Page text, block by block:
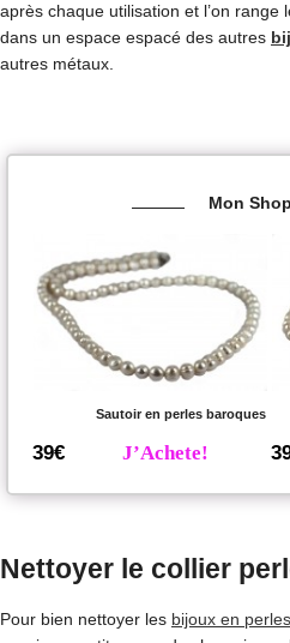
après chaque utilisation et l’on range
dans un espace espacé des autres
autres métaux.
Mon
Sautoir en perles baroques
39€ J’Achete!
Nettoyer le collier
Pour bien nettoyer les bijoux en